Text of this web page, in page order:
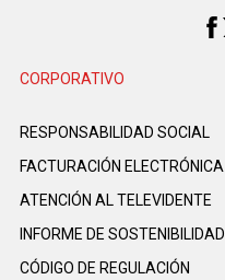
CORPORATIVO
RESPONSABILIDAD SOCIAL
FACTURACIÓN ELECTRÓNICA
ATENCIÓN AL TELEVIDENTE
INFORME DE SOSTENIBILIDAD
CÓDIGO DE REGULACIÓN